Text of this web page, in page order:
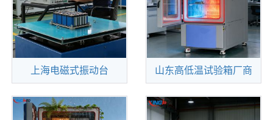
上海电磁式振动台
符合各国家标準--[第Ⅰ
及种类A/20OHZ内].[第Ⅱ
山东高低温试验箱厂商
在当今全球化与科技深
度融合的时代，产品面临